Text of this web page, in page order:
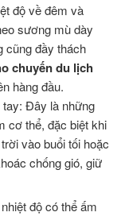
độ về đêm và
sương mù dày
cũng đầy thách
chuyến du lịch
hàng đầu.
tay: Đây là những
cơ thể, đặc biệt khi
vào buổi tối hoặc
chống gió, giữ
độ có thể ấm